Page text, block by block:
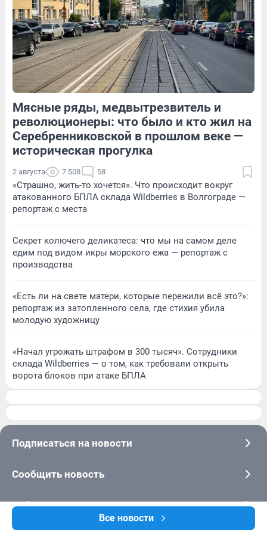
Все новости
120 1 15 Обсудить
18
Мясные ряды, медвытрезвитель и
революционеры: что было и кто жил на
Серебренниковской в прошлом веке —
историческая прогулка
2 августа 7 508 58
«Страшно, жить-то хочется». Что происходит вокруг
атакованного БПЛА склада Wildberries в Волгограде —
репортаж с места
Секрет колючего деликатеса: что мы на самом деле
едим под видом икры морского ежа — репортаж с
производства
«Есть ли на свете матери, которые пережили всё это?»:
репортаж из затопленного села, где стихия убила
молодую художницу
«Начал угрожать штрафом в 300 тысяч». Сотрудники
склада Wildberries — о том, как требовали открыть
ворота блоков при атаке БПЛА
Подписаться на новости
Сообщить новость
Рубрики